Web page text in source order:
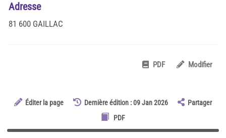
Adresse
81 600 GAILLAC
PDF Modifier
Éditer la page Dernière édition : 09 Jan 2026
Partager
PDF